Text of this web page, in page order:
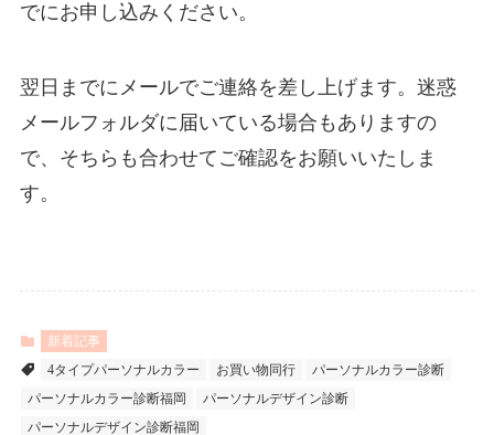
でにお申し込みください。
翌日までにメールでご連絡を差し上げます。迷惑
メールフォルダに届いている場合もありますの
で、そちらも合わせてご確認をお願いいたしま
す。
新着記事
4タイプパーソナルカラー
お買い物同行
パーソナルカラー診断
パーソナルカラー診断福岡
パーソナルデザイン診断
パーソナルデザイン診断福岡